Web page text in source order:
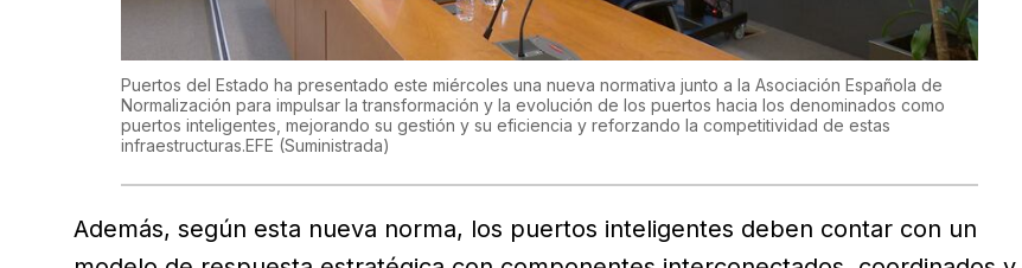
Puertos del Estado ha presentado este miércoles una nueva normativa junto a la Asociación Española de
Normalización para impulsar la transformación y la evolución de los puertos hacia los denominados como
puertos inteligentes, mejorando su gestión y su eficiencia y reforzando la competitividad de estas
infraestructuras.EFE (Suministrada)
Además, según esta nueva norma, los puertos inteligentes deben contar con un